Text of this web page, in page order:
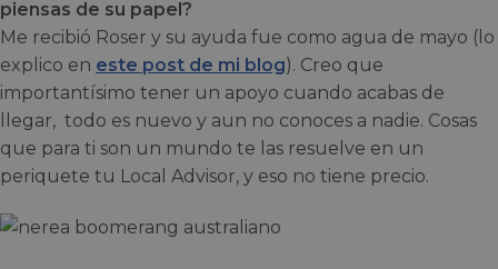
piensas de su papel?
Me recibió Roser y su ayuda fue como agua de mayo (lo
explico en este post de mi blog). Creo que
importantísimo tener un apoyo cuando acabas de
llegar, todo es nuevo y aun no conoces a nadie. Cosas
que para ti son un mundo te las resuelve en un
periquete tu Local Advisor, y eso no tiene precio.